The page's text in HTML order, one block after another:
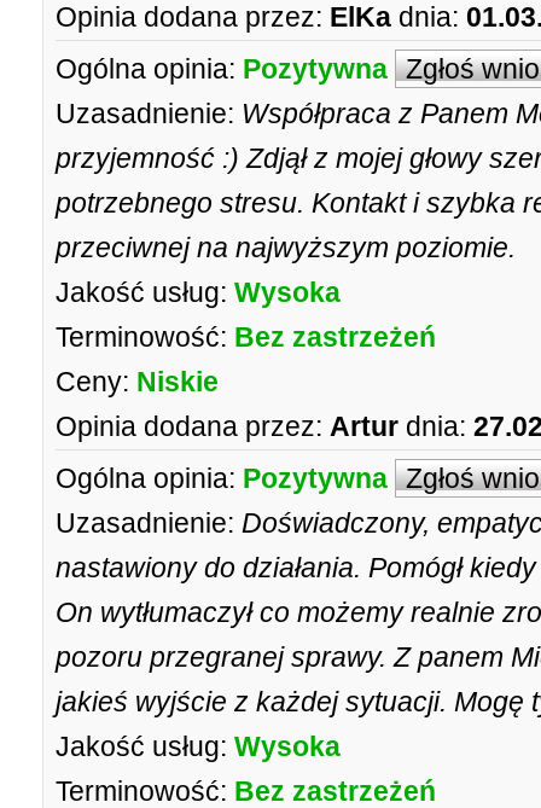
Opinia dodana przez: ElKa dnia:
Ogólna opinia: Pozytywna Zgłoś
Uzasadnienie: Współpraca z Panem
przyjemność :) Zdjął z mojej głowy
potrzebnego stresu. Kontakt i szybka
przeciwnej na najwyższym poziomie.
Jakość usług: Wysoka
Terminowość: Bez zastrzeżeń
Ceny: Niskie
Opinia dodana przez: Artur dnia:
Ogólna opinia: Pozytywna Zgłoś
Uzasadnienie: Doświadczony,
nastawiony do działania. Pomógł
On wytłumaczył co możemy realnie
pozoru przegranej sprawy. Z panem
jakieś wyjście z każdej sytuacji. Mogę
Jakość usług: Wysoka
Terminowość: Bez zastrzeżeń